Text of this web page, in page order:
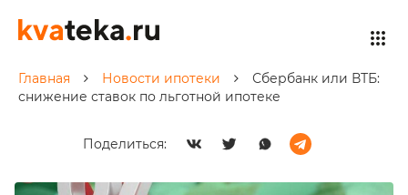
Главная Новости ипотеки
Сбербанк или ВТБ:
снижение ставок по льготной ипотеке
Поделиться: